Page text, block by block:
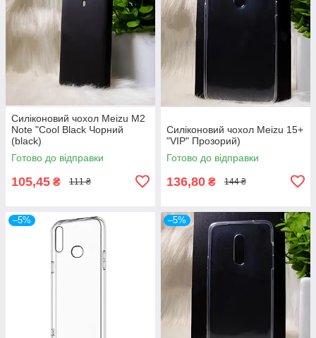
Силіконовий чохол Meizu M2
Note "Cool Black Чорний
(black)
Готово до відправки
105,45 ₴ 111 ₴
Силіконовий чохол Meizu 15+
"VIP" Прозорий)
Готово до відправки
136,80 ₴ 144 ₴
–5% –5%